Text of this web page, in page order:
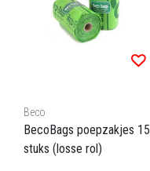
Beco
BecoBags poepzakjes 15
stuks (losse rol)